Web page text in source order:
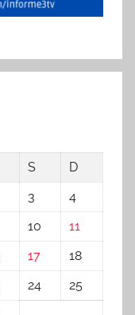
S
D
3
4
10
11
17
18
24
25